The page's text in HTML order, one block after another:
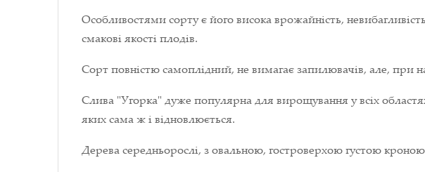
Особливостями сорту є його висока врожайність,
смакові якості плодів.
Сорт повністю самоплідний, не вимагає запилювачів, але, при
Слива "Угорка" дуже популярна для вирощування у всіх
яких сама ж і відновлюється.
Дерева середньорослі, з овальною, гостроверхою густою